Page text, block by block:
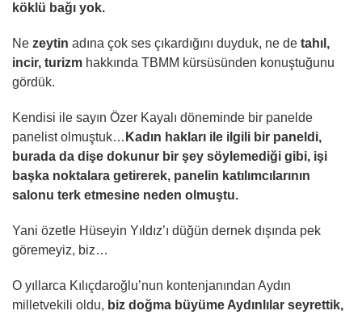
köklü bağı yok.
Ne zeytin adına çok ses çıkardığını duyduk, ne de tahıl,
incir, turizm hakkında TBMM kürsüsünden konuştuğunu
gördük.
Kendisi ile sayın Özer Kayalı döneminde bir panelde
panelist olmuştuk… Kadın hakları ile ilgili bir paneldi,
burada da dişe dokunur bir şey söylemediği gibi, işi
başka noktalara getirerek, panelin katılımcılarının
salonu terk etmesine neden olmuştu.
Yani özetle Hüseyin Yıldız’ı düğün dernek dışında pek
göremeyiz, biz…
O yıllarca Kılıçdaroğlu’nun kontenjanından Aydın
milletvekili oldu, biz doğma büyüme Aydınlılar seyrettik,